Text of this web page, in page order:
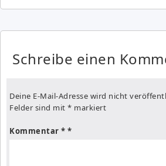
Schreibe einen
Deine E-Mail-Adresse wird nicht
Felder sind mit * markiert
Kommentar *